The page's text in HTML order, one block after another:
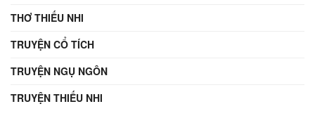
THƠ THIẾU NHI
TRUYỆN CỔ TÍCH
TRUYỆN NGỤ NGÔN
TRUYỆN THIẾU NHI